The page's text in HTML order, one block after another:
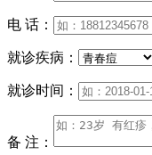
电 话：
就诊疾病：
就诊时间：
备 注：